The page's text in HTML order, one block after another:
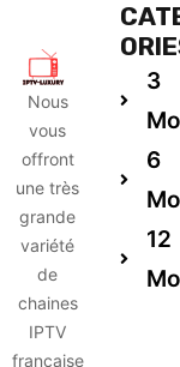
Nous
vous
offront
une très
grande
variété
de
chaines
IPTV
française
3
6
12